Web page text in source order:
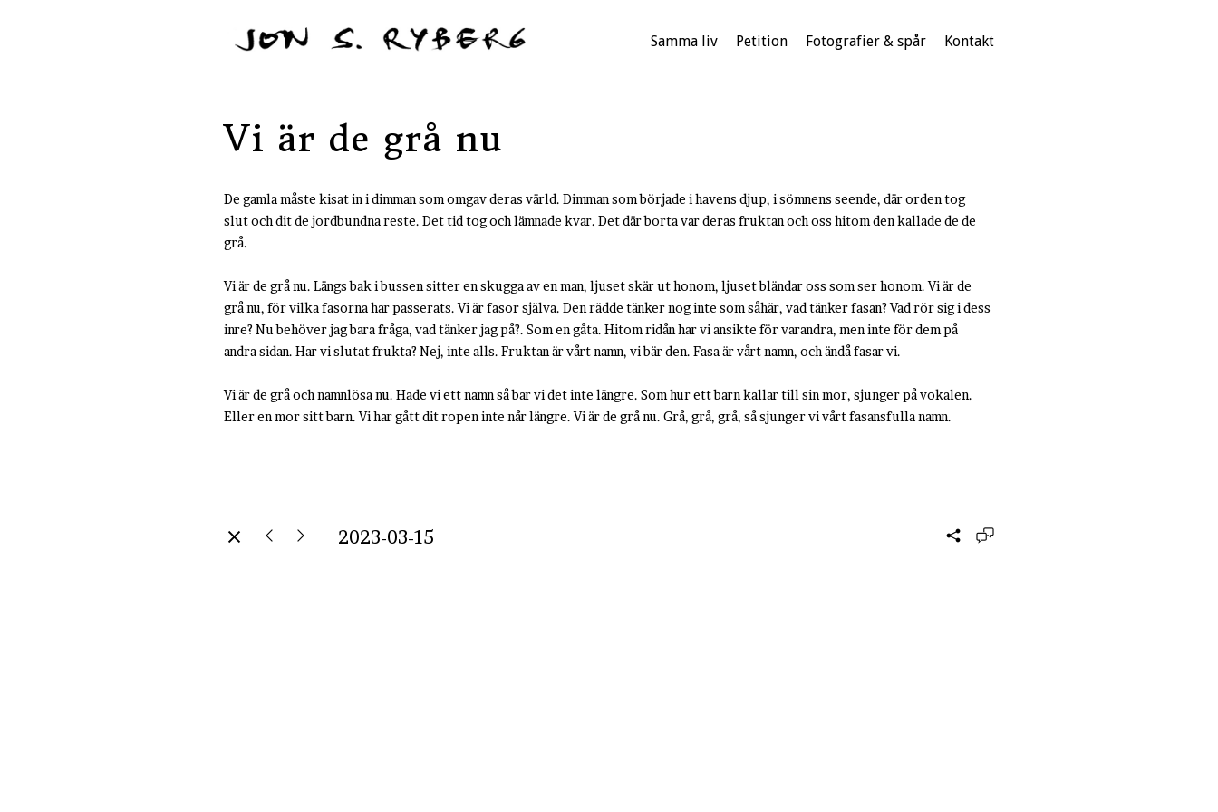
Samma liv Petition Fotografier & spår Kontakt
Vi är de grå nu
De gamla måste kisat in i dimman som omgav deras värld. Dimman som började i havens djup, i sömnens seende, där orden tog
slut och dit de jordbundna reste. Det tid tog och lämnade kvar. Det där borta var deras fruktan och oss hitom den kallade de de
grå.
Vi är de grå nu. Längs bak i bussen sitter en skugga av en man, ljuset skär ut honom, ljuset bländar oss som ser honom. Vi är de
grå nu, för vilka fasorna har passerats. Vi är fasor själva. Den rädde tänker nog inte som såhär, vad tänker fasan? Vad rör sig i dess
inre? Nu behöver jag bara fråga, vad tänker jag på?. Som en gåta. Hitom ridån har vi ansikte för varandra, men inte för dem på
andra sidan. Har vi slutat frukta? Nej, inte alls. Fruktan är vårt namn, vi bär den. Fasa är vårt namn, och ändå fasar vi.
Vi är de grå och namnlösa nu. Hade vi ett namn så bar vi det inte längre. Som hur ett barn kallar till sin mor, sjunger på vokalen.
Eller en mor sitt barn. Vi har gått dit ropen inte når längre. Vi är de grå nu. Grå, grå, grå, så sjunger vi vårt fasansfulla namn.
2023-03-15